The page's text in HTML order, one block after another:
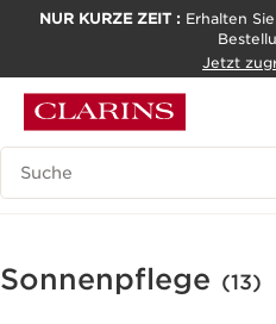
NUR KURZE ZEIT : Erhalten Sie
Jetzt
Legende suchen
Sonnenpflege (13)